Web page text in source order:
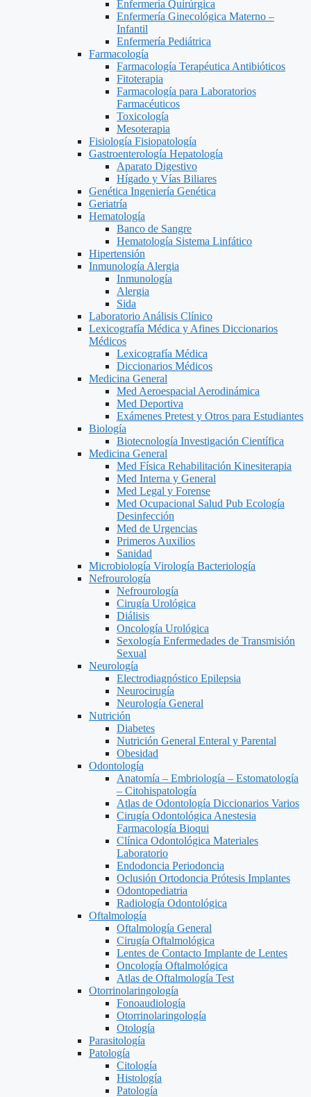
Enfermería Quirúrgica
Enfermería Ginecológica Materno –
Infantil
Enfermería Pediátrica
Farmacología
Farmacología Terapéutica Antibióticos
Fitoterapia
Farmacología para Laboratorios
Farmacéuticos
Toxicología
Mesoterapia
Fisiología Fisiopatología
Gastroenterología Hepatología
Aparato Digestivo
Hígado y Vías Biliares
Genética Ingeniería Genética
Geriatría
Hematología
Banco de Sangre
Hematología Sistema Linfático
Hipertensión
Inmunología Alergia
Inmunología
Alergia
Sida
Laboratorio Análisis Clínico
Lexicografía Médica y Afines Diccionarios
Médicos
Lexicografía Médica
Diccionarios Médicos
Medicina General
Med Aeroespacial Aerodinámica
Med Deportiva
Exámenes Pretest y Otros para Estudiantes
Biología
Biotecnología Investigación Científica
Medicina General
Med Física Rehabilitación Kinesiterapia
Med Interna y General
Med Legal y Forense
Med Ocupacional Salud Pub Ecología
Desinfección
Med de Urgencias
Primeros Auxilios
Sanidad
Microbiología Virología Bacteriología
Nefrourología
Nefrourología
Cirugía Urológica
Diálisis
Oncología Urológica
Sexología Enfermedades de Transmisión
Sexual
Neurología
Electrodiagnóstico Epilepsia
Neurocirugía
Neurología General
Nutrición
Diabetes
Nutrición General Enteral y Parental
Obesidad
Odontología
Anatomía – Embriología – Estomatología
– Citohispatología
Atlas de Odontología Diccionarios Varios
Cirugía Odontológica Anestesia
Farmacología Bioqui
Clínica Odontológica Materiales
Laboratorio
Endodoncia Periodoncia
Oclusión Ortodoncia Prótesis Implantes
Odontopediatria
Radiología Odontológica
Oftalmología
Oftalmología General
Cirugía Oftalmológica
Lentes de Contacto Implante de Lentes
Oncología Oftalmológica
Atlas de Oftalmología Test
Otorrinolaringología
Fonoaudiología
Otorrinolaringología
Otología
Parasitología
Patología
Citología
Histología
Patología